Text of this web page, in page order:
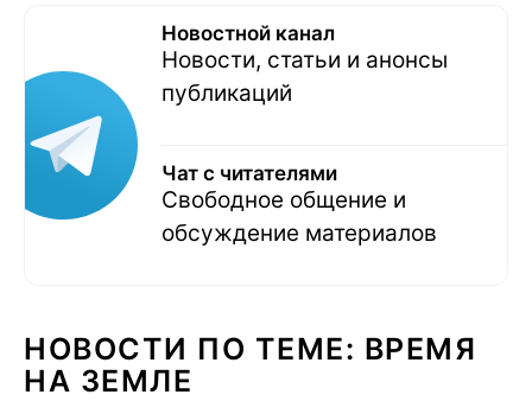
Новостной канал
Новости, статьи и анонсы
публикаций
Чат с читателями
Свободное общение и
обсуждение материалов
НОВОСТИ ПО ТЕМЕ: ВРЕМЯ
НА ЗЕМЛЕ